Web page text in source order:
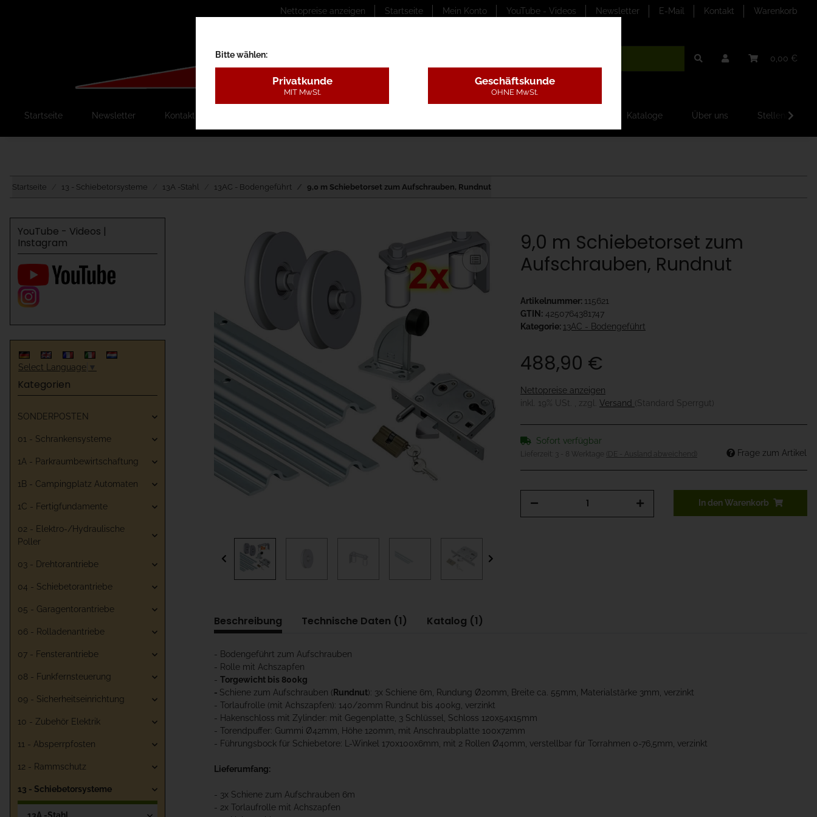
Nettopreise anzeigen Startseite Mein Konto YouTube - Videos Newsletter E-Mail Kontakt Warenkorb
0,00 €
Startseite Newsletter Kontakt Kataloge Über uns
Startseite 13 - Schiebetorsysteme 13A -Stahl 13AC - Bodengeführt 9,0 m Schiebetorset zum Aufschrauben, Rundnut
9,0 m Schiebetorset zum
Aufschrauben, Rundnut
Artikelnummer: 115621
GTIN: 4250764381747
Kategorie: 13AC - Bodengeführt
488,90 €
Nettopreise anzeigen
inkl. 19% USt. , zzgl. Versand (Standard Sperrgut)
Sofort verfügbar
Lieferzeit: 3 - 8 Werktage (DE - Ausland abweichend) Frage zum Artikel
In den Warenkorb
Beschreibung Technische Daten (1) Katalog (1)
- Bodengeführt zum Aufschrauben
- Rolle mit Achszapfen
- Torgewicht bis 800kg
- Schiene zum Aufschrauben (Rundnut): 3x Schiene 6m, Rundung Ø20mm, Breite ca. 55mm, Materialstärke 3mm, verzinkt
- Torlaufrolle (mit Achszapfen): 140/20mm Rundnut bis 400kg, verzinkt
- Hakenschloss mit Zylinder: mit Gegenplatte, 3 Schlüssel, Schloss 120x54x15mm
- Torendpuffer: Gummi Ø42mm, Höhe 120mm, mit Anschraubplatte 100x72mm
- Führungsbock für Schiebetore: L-Winkel 170x100x6mm, mit 2 Rollen Ø40mm, verstellbar für Torrahmen 0-76,5mm, verzinkt
Lieferumfang:
- 3x Schiene zum Aufschrauben 6m
- 2x Torlaufrolle mit Achszapfen
YouTube - Videos |
Instagram
Select Language ▼
Kategorien
SONDERPOSTEN
01 - Schrankensysteme
1A - Parkraumbewirtschaftung
1B - Campingplatz Automaten
1C - Fertigfundamente
02 - Elektro-/Hydraulische
Poller
03 - Drehtorantriebe
04 - Schiebetorantriebe
05 - Garagentorantriebe
06 - Rolladenantriebe
07 - Fensterantriebe
08 - Funkfernsteuerung
09 - Sicherheitseinrichtung
10 - Zubehör Elektrik
11 - Absperrpfosten
12 - Rammschutz
13 - Schiebetorsysteme
Bitte wählen:
Privatkunde
MIT MwSt.
Geschäftskunde
OHNE MwSt.